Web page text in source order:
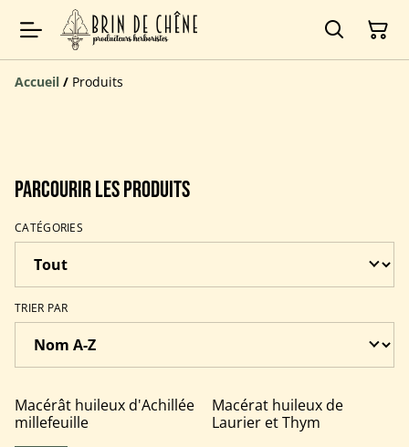
Accueil / Produits
Parcourir les produits
CATÉGORIES
TRIER PAR
Macérât huileux d'Achillée
millefeuille
Macérat huileux de
Laurier et Thym